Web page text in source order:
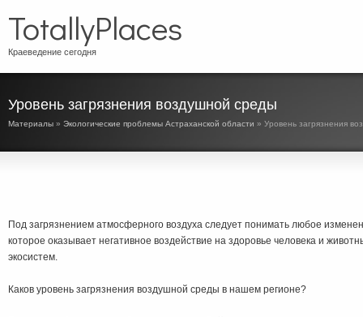
TotallyPlaces
Краеведение сегодня
Уровень загрязнения воздушной среды
Материалы » Экологические проблемы Астраханской области » Уровень загрязнения
Под загрязнением атмосферного воздуха следует понимать любое
которое оказывает негативное воздействие на здоровье человека и
экосистем.
Каков уровень загрязнения воздушной среды в нашем регионе?